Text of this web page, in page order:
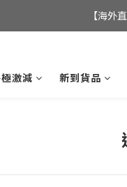
全店滿 【海外
激減
新到貨品